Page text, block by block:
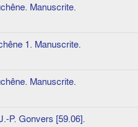
Manuscrite.
1. Manuscrite.
Manuscrite.
P. Gonvers [59.06].